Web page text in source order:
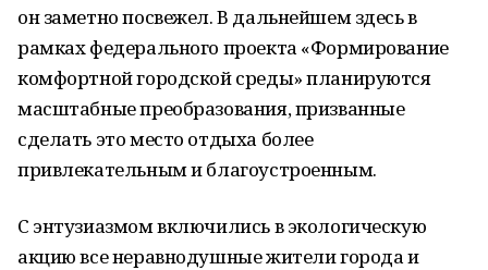
он заметно посвежел. В дальнейшем здесь в
рамках федерального проекта «Формирование
комфортной городской среды» планируются
масштабные преобразования, призванные
сделать это место отдыха более
привлекательным и благоустроенным.
С энтузиазмом включились в экологическую
акцию все неравнодушные жители города и